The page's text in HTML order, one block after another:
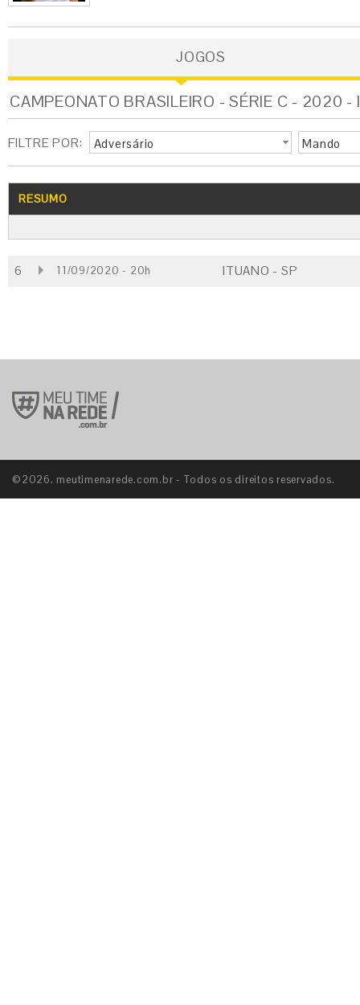
JOGOS
CAMPEONATO BRASILEIRO - SÉRIE C - 2020 -
FILTRE POR: Adversário Mando
RESUMO
6 11/09/2020 - 20h ITUANO - SP
©2026. meutimenarede.com.br - Todos os direitos reservados.